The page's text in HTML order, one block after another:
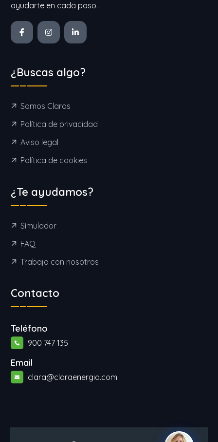
ayudarte en cada paso.
¿Buscas algo?
Somos Claros
Política de privacidad
Aviso legal
Política de cookies
¿Te ayudamos?
Simulador
FAQ
Trabaja con nosotros
Contacto
Teléfono
900 747 135
Email
clara@claraenergia.com